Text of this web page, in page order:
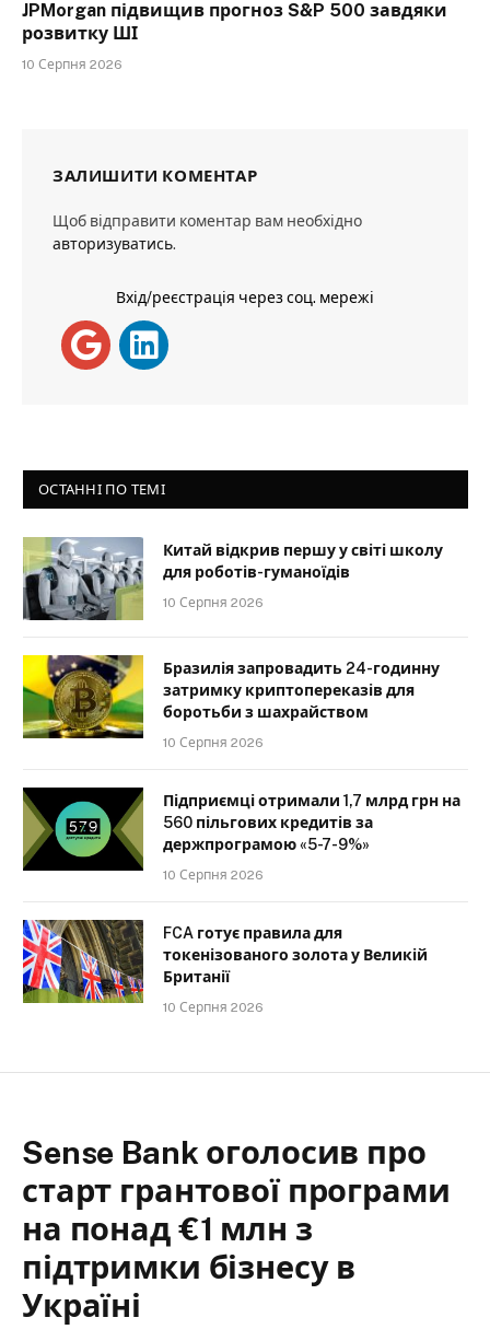
JPMorgan підвищив прогноз S&P 500 завдяки
розвитку ШІ
10 Серпня 2026
ЗАЛИШИТИ КОМЕНТАР
Щоб відправити коментар вам необхідно
авторизуватись.
Вхід/реєстрація через соц. мережі
ОСТАННІ ПО ТЕМІ
Китай відкрив першу у світі школу
для роботів-гуманоїдів
10 Серпня 2026
Бразилія запровадить 24-годинну
затримку криптопереказів для
боротьби з шахрайством
10 Серпня 2026
Підприємці отримали 1,7 млрд грн на
560 пільгових кредитів за
держпрограмою «5-7-9%»
10 Серпня 2026
FCA готує правила для
токенізованого золота у Великій
Британії
10 Серпня 2026
Sense Bank оголосив про
старт грантової програми
на понад €1 млн з
підтримки бізнесу в
Україні